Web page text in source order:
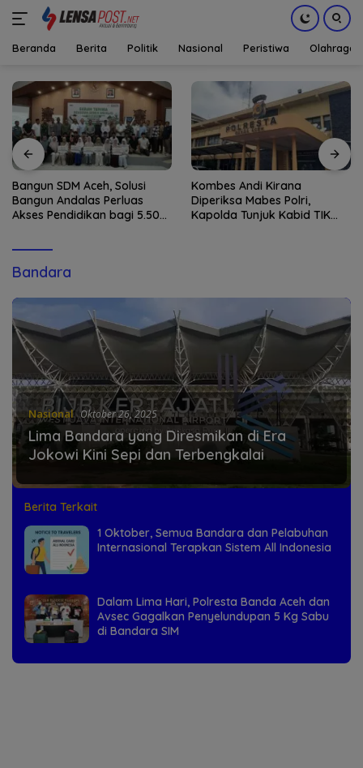
konten
Beranda Berita Politik Nasional Peristiwa Olahraga
Bangun SDM Aceh, Solusi
Bangun Andalas Perluas
Akses Pendidikan bagi 5.500
Kombes Andi Kirana
Diperiksa Mabes Polri,
Kapolda Tunjuk Kabid TIK
Bandara
Nasional Oktober 26, 2025
Lima Bandara yang Diresmikan di Era
Jokowi Kini Sepi dan Terbengkalai
Berita Terkait
1 Oktober, Semua Bandara dan Pelabuhan
Internasional Terapkan Sistem All Indonesia
Dalam Lima Hari, Polresta Banda Aceh dan
Avsec Gagalkan Penyelundupan 5 Kg Sabu
di Bandara SIM